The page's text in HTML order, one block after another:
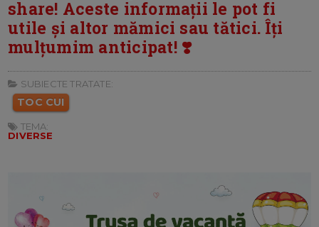
share! Aceste informații le pot fi
utile și altor mămici sau tătici. Îți
mulțumim anticipat! ❣️
SUBIECTE TRATATE:
TOC CUI
TEMA:
DIVERSE